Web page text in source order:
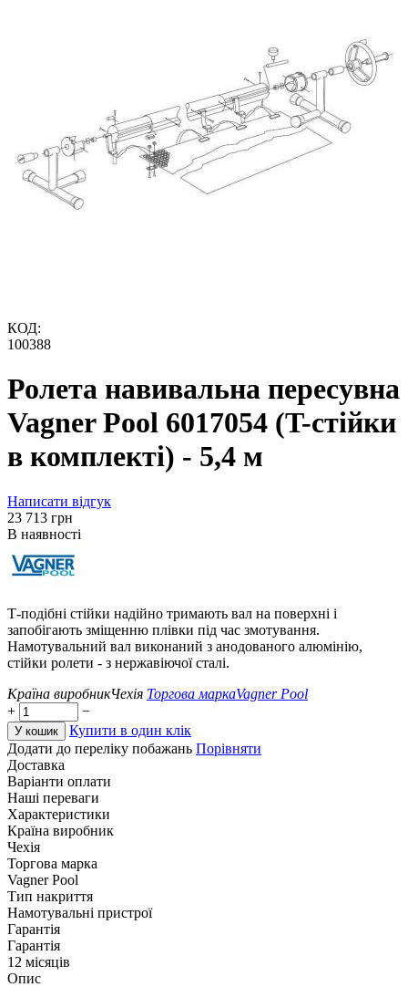
КОД:
100388
Ролета навивальна пересувна
Vagner Pool 6017054 (T-стійки
в комплекті) - 5,4 м
Написати відгук
‍23 713‍ грн
В наявності
Т-подібні стійки надійно тримають вал на поверхні і
запобігають зміщенню плівки під час змотування.
Намотувальний вал виконаний з анодованого алюмінію,
стійки ролети - з нержавіючої сталі.
Країна виробникЧехія Торгова маркаVagner Pool
+
−
У кошик
Купити в один клік
Додати до переліку побажань Порівняти
Доставка
Варіанти оплати
Наші переваги
Характеристики
Країна виробник
Чехія
Торгова марка
Vagner Pool
Тип накриття
Намотувальні пристрої
Гарантія
Гарантія
12 місяців
Опис